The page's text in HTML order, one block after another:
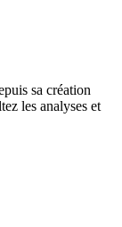
sa création
les analyses et